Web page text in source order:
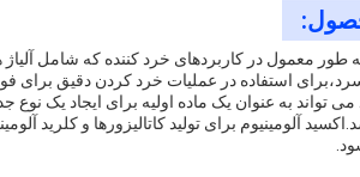
به طور معمول در کاربردهای خرد کننده که شامل
استفاده در عملیات خرد کردن دقیق
آلومینیوم برای تولید کاتالیزورها و کلرید